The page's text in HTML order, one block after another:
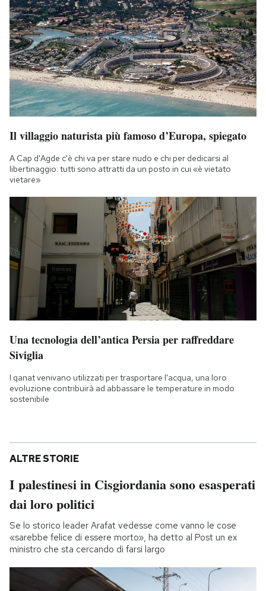
Il villaggio naturista più famoso d’Europa, spiegato
A Cap d'Agde c'è chi va per stare nudo e chi per dedicarsi al
libertinaggio: tutti sono attratti da un posto in cui «è vietato
vietare»
Una tecnologia dell’antica Persia per raffreddare
Siviglia
I qanat venivano utilizzati per trasportare l'acqua, una loro
evoluzione contribuirà ad abbassare le temperature in modo
sostenibile
ALTRE STORIE
I palestinesi in Cisgiordania sono esasperati
dai loro politici
Se lo storico leader Arafat vedesse come vanno le cose
«sarebbe felice di essere morto», ha detto al Post un ex
ministro che sta cercando di farsi largo